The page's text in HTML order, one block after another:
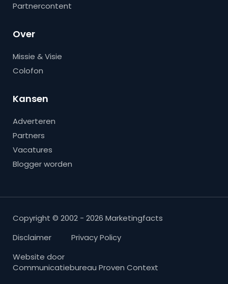
Partnercontent
Over
Missie & Visie
Colofon
Kansen
Adverteren
Partners
Vacatures
Blogger worden
Copyright © 2002 - 2026 Marketingfacts
Disclaimer
Privacy Policy
Website door
Communicatiebureau Proven Context